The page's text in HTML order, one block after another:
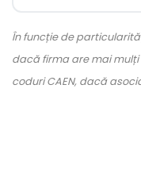
În funcție de
dacă firma are mai mulți
coduri CAEN, dacă